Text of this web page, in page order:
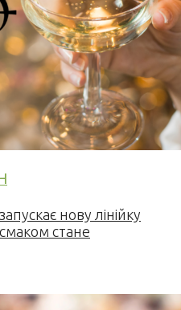
нову лінійку
стане